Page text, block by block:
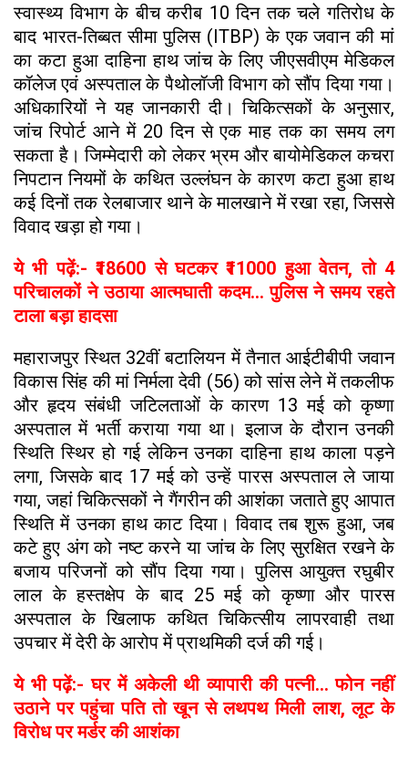
स्वास्थ्य विभाग के बीच करीब 10 दिन तक चले गतिरोध के
बाद भारत-तिब्बत सीमा पुलिस (ITBP) के एक जवान की मां
का कटा हुआ दाहिना हाथ जांच के लिए जीएसवीएम मेडिकल
कॉलेज एवं अस्पताल के पैथोलॉजी विभाग को सौंप दिया गया।
अधिकारियों ने यह जानकारी दी। चिकित्सकों के अनुसार,
जांच रिपोर्ट आने में 20 दिन से एक माह तक का समय लग
सकता है। जिम्मेदारी को लेकर भ्रम और बायोमेडिकल कचरा
निपटान नियमों के कथित उल्लंघन के कारण कटा हुआ हाथ
कई दिनों तक रेलबाजार थाने के मालखाने में रखा रहा, जिससे
विवाद खड़ा हो गया।
ये भी पढ़ें:- ₹18600 से घटकर ₹11000 हुआ वेतन, तो 4
परिचालकों ने उठाया आत्मघाती कदम... पुलिस ने समय रहते
टाला बड़ा हादसा
महाराजपुर स्थित 32वीं बटालियन में तैनात आईटीबीपी जवान
विकास सिंह की मां निर्मला देवी (56) को सांस लेने में तकलीफ
और हृदय संबंधी जटिलताओं के कारण 13 मई को कृष्णा
अस्पताल में भर्ती कराया गया था। इलाज के दौरान उनकी
स्थिति स्थिर हो गई लेकिन उनका दाहिना हाथ काला पड़ने
लगा, जिसके बाद 17 मई को उन्हें पारस अस्पताल ले जाया
गया, जहां चिकित्सकों ने गैंगरीन की आशंका जताते हुए आपात
स्थिति में उनका हाथ काट दिया। विवाद तब शुरू हुआ, जब
कटे हुए अंग को नष्ट करने या जांच के लिए सुरक्षित रखने के
बजाय परिजनों को सौंप दिया गया। पुलिस आयुक्त रघुबीर
लाल के हस्तक्षेप के बाद 25 मई को कृष्णा और पारस
अस्पताल के खिलाफ कथित चिकित्सीय लापरवाही तथा
उपचार में देरी के आरोप में प्राथमिकी दर्ज की गई।
ये भी पढ़ें:- घर में अकेली थी व्यापारी की पत्नी... फोन नहीं
उठाने पर पहुंचा पति तो खून से लथपथ मिली लाश, लूट के
विरोध पर मर्डर की आशंका